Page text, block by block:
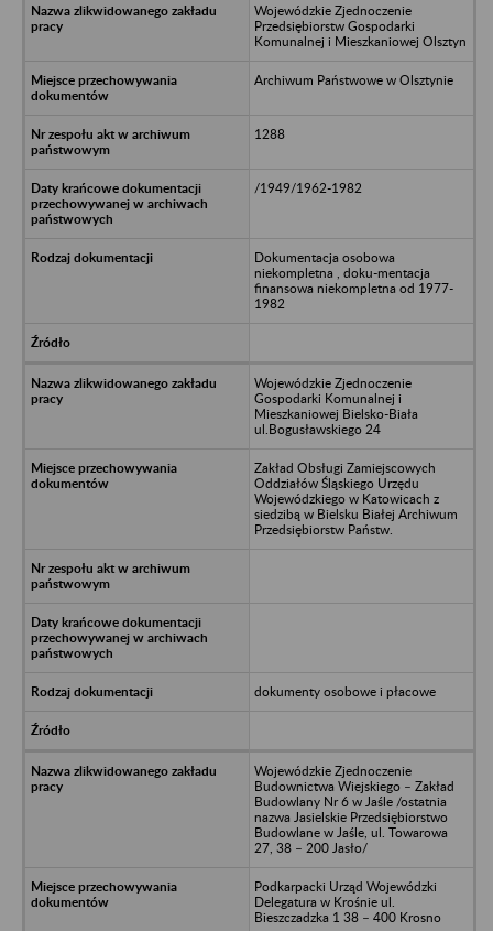
Wojewódzkie Zjednoczenie
Przedsiębiorstw Gospodarki
Komunalnej i Mieszkaniowej Olsztyn
Archiwum Państwowe w Olsztynie
1288
/1949/1962-1982
Dokumentacja osobowa
niekompletna , doku-mentacja
finansowa niekompletna od 1977-
1982
Wojewódzkie Zjednoczenie
Gospodarki Komunalnej i
Mieszkaniowej Bielsko-Biała
ul.Bogusławskiego 24
Zakład Obsługi Zamiejscowych
Oddziałów Śląskiego Urzędu
Wojewódzkiego w Katowicach z
siedzibą w Bielsku Białej Archiwum
Przedsiębiorstw Państw.
dokumenty osobowe i płacowe
Wojewódzkie Zjednoczenie
Budownictwa Wiejskiego – Zakład
Budowlany Nr 6 w Jaśle /ostatnia
nazwa Jasielskie Przedsiębiorstwo
Budowlane w Jaśle, ul. Towarowa
27, 38 – 200 Jasło/
Podkarpacki Urząd Wojewódzki
Delegatura w Krośnie ul.
Bieszczadzka 1 38 – 400 Krosno